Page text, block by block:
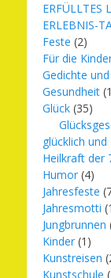
ERFÜLLTES
ERLEBNIS-
Feste (2)
Für die
Gedichte
Gesundheit
Glück (35)
glücklich
Heilkraft der
Humor (4)
Jahresfeste
Jahresmotti
Jungbrunnen
Kinder (1)
Kunstreisen
Kunstschule